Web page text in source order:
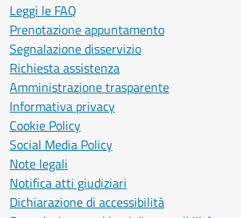
Leggi le FAQ
Prenotazione appuntamento
Segnalazione disservizio
Richiesta assistenza
Amministrazione trasparente
Informativa privacy
Cookie Policy
Social Media Policy
Note legali
Notifica atti giudiziari
Dichiarazione di accessibilità